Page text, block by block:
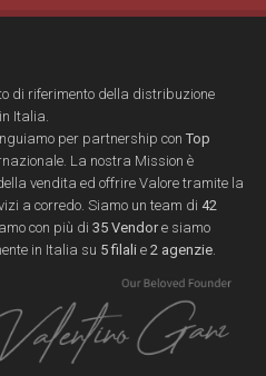
di riferimento della distribuzione
Italia.
per partnership con Top
La nostra Mission è
vendita ed offrire Valore tramite la
a corredo. Siamo un team di 42
con più di 35 Vendore siamo
in Italia su 5 filali e 2 agenzie